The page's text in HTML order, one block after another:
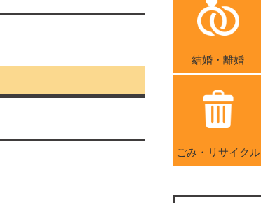
結婚・離婚
ごみ・リサイクル